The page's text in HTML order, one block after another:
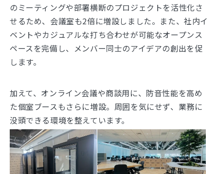
のミーティングや部署横断のプロジェクトを活性化さ
せるため、会議室も2倍に増設しました。また、社内イ
ベントやカジュアルな打ち合わせが可能なオープンス
ペースを完備し、メンバー同士のアイデアの創出を促
します。
加えて、オンライン会議や商談用に、防音性能を高め
た個室ブースもさらに増設。周囲を気にせず、業務に
没頭できる環境を整えています。